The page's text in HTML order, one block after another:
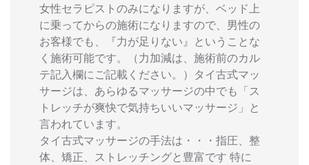
女性セラピストのみになりますが、ベッド上
に乗ってからの施術になりますので、男性の
お客様でも、『力が足りない』ということな
く施術可能です。（力加減は、施術前のカル
テ記入欄にご記載ください。）タイ古式マッ
サージは、あらゆるマッサージの中でも「ス
トレッチが爽快で気持ちいいマッサージ」と
言われています。
タイ古式マッサージの手法は・・・指圧、整
体、矯正、ストレッチングと豊富です 特に